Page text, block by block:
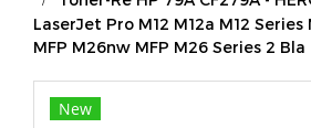
LaserJet Pro M12 M12a M12 Series
MFP M26nw MFP M26 Series 2 Bla
New